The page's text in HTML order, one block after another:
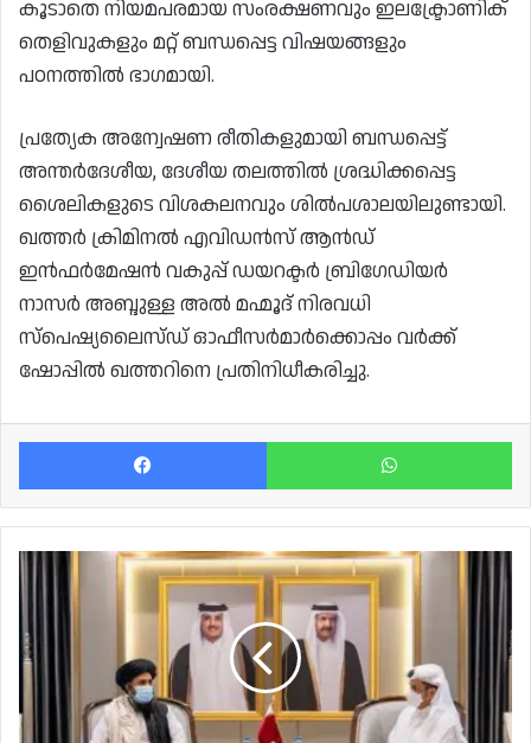
കൂടാതെ നിയമപരമായ സംരക്ഷണവും ഇലക്ട്രോണിക്
തെളിവുകളും മറ്റ് ബന്ധപ്പെട്ട വിഷയങ്ങളും
പഠനത്തിൽ ഭാഗമായി.
പ്രത്യേക അന്വേഷണ രീതികളുമായി ബന്ധപ്പെട്ട്
അന്തർദേശീയ, ദേശീയ തലത്തിൽ ശ്രദ്ധിക്കപ്പെട്ട
ശൈലികളുടെ വിശകലനവും ശിൽപശാലയിലുണ്ടായി.
ഖത്തർ ക്രിമിനൽ എവിഡൻസ് ആൻഡ്
ഇൻഫർമേഷൻ വകുപ്പ് ഡയറക്ടർ ബ്രിഗേഡിയർ
നാസർ അബ്ദുള്ള അൽ മഹ്മൂദ് നിരവധി
സ്പെഷ്യലൈസ്ഡ് ഓഫീസർമാർക്കൊപ്പം വർക്ക്
ഷോപ്പിൽ ഖത്തറിനെ പ്രതിനിധീകരിച്ചു.
Facebook
സമാധാനപരമായ
അധികാരക്കൈമാറ്റം,
താലിബാൻ
നേതാക്കളുമായി
ഖത്തറിന്റെ
ദോഹയിൽ
പൂർത്തിയായി